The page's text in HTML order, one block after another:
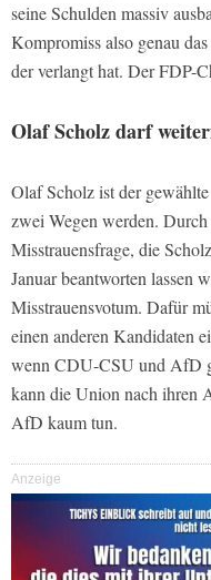
seine Schulden massiv
Kompromiss also genau
der verlangt hat. Der FDP-
Olaf Scholz darf
Olaf Scholz ist der
zwei Wegen werden.
Misstrauensfrage, die
Januar beantworten lassen
Misstrauensvotum. Dafür
einen anderen Kandidaten
wenn CDU-CSU und AfD
kann die Union nach ihren
AfD kaum tun.
Anzeige